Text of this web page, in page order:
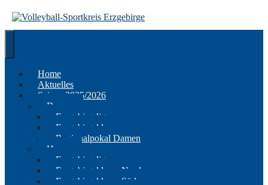
zum
Inhalt
Home
Aktuelles
Saison 2025/2026
Damen
Erzgebirgsliga
Erzgebirgsklasse
Regionalpokal Damen
Herren
Erzgebirgsliga
Erzgebirgsklasse Nord
Erzgebirgsklasse Süd